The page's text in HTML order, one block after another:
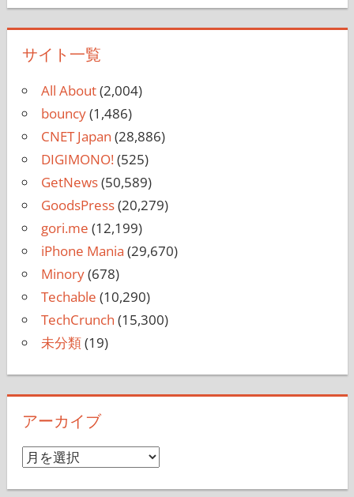
サイト一覧
All About(2,004)
bouncy(1,486)
CNET Japan (28,886)
DIGIMONO!(525)
GetNews(50,589)
GoodsPress(20,279)
gori.me (12,199)
iPhone Mania (29,670)
Minory(678)
Techable (10,290)
TechCrunch (15,300)
未分類(19)
アーカイブ
ア